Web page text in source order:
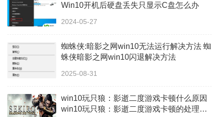
Win10开机后硬盘丢失只显示C盘怎么办
2024-05-27
蜘蛛侠:暗影之网win10无法运行解决方法 蜘
蛛侠暗影之网win10闪退解决方法
2025-08-31
win10玩只狼：影逝二度游戏卡顿什么原因
win10玩只狼：影逝二度游戏卡顿的处理方